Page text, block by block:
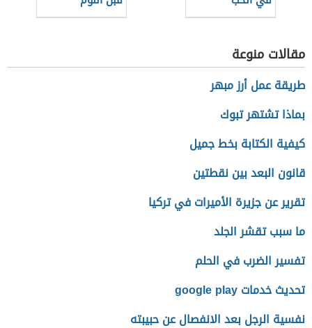
مقالات منوعة
طريقة عمل أرز مبهر
بماذا تشتهر تبوك
كيفية الكتابة بخط جميل
قانون البعد بين نقطتين
تقرير عن جزيرة الأميرات في تركيا
ما سبب تقشر الجلد
تفسير الضرب في الحلم
تحديث خدمات google play
نفسية الرجل بعد الانفصال عن حبيبته